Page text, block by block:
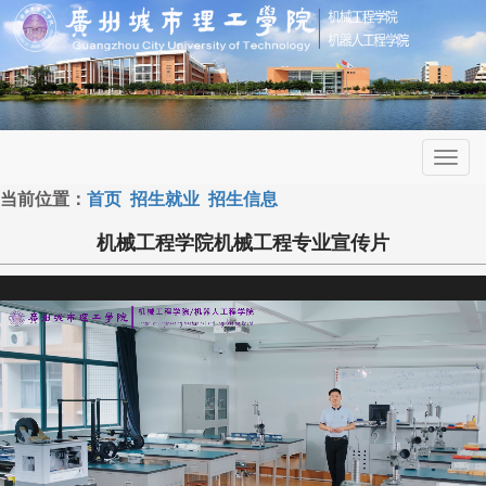
当前位置： 首页 招生就业 招生信息
机械工程学院机械工程专业宣传片